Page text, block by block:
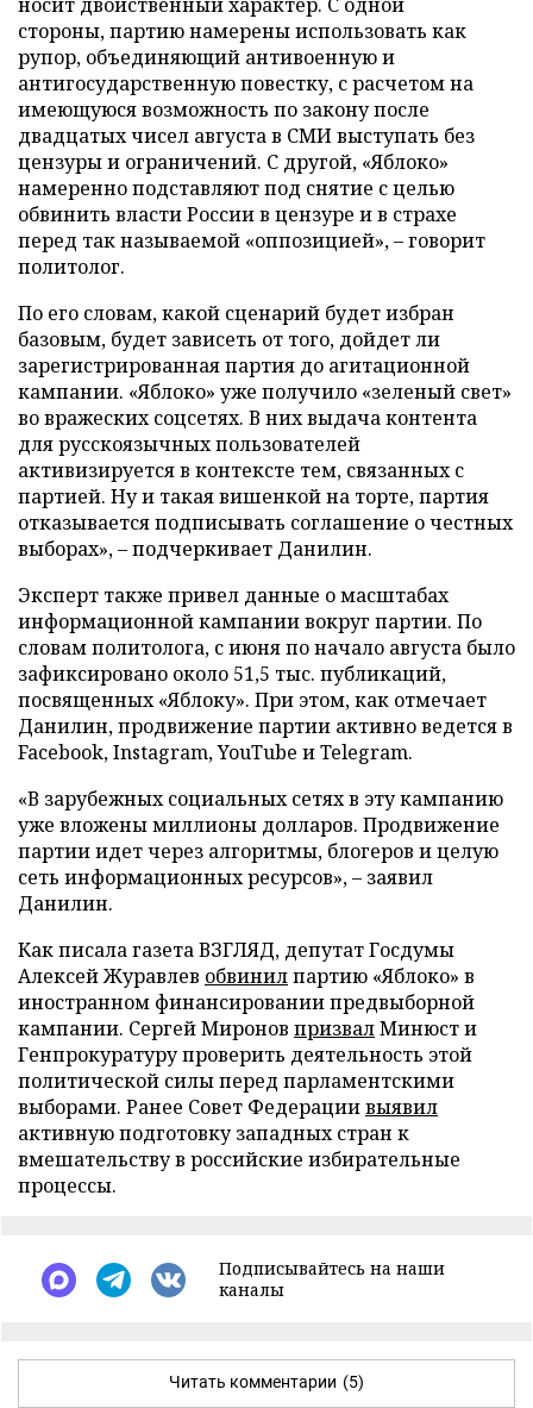
стороны, партию намерены использовать как
рупор, объединяющий антивоенную и
антигосударственную повестку, с расчетом на
имеющуюся возможность по закону после
двадцатых чисел августа в СМИ выступать без
цензуры и ограничений. С другой, «Яблоко»
намеренно подставляют под снятие с целью
обвинить власти России в цензуре и в страхе
перед так называемой «оппозицией», – говорит
политолог.
По его словам, какой сценарий будет избран
базовым, будет зависеть от того, дойдет ли
зарегистрированная партия до агитационной
кампании. «Яблоко» уже получило «зеленый свет»
во вражеских соцсетях. В них выдача контента
для русскоязычных пользователей
активизируется в контексте тем, связанных с
партией. Ну и такая вишенкой на торте, партия
отказывается подписывать соглашение о честных
выборах», – подчеркивает Данилин.
Эксперт также привел данные о масштабах
информационной кампании вокруг партии. По
словам политолога, с июня по начало августа было
зафиксировано около 51,5 тыс. публикаций,
посвященных «Яблоку». При этом, как отмечает
Данилин, продвижение партии активно ведется в
Facebook, Instagram, YouTube и Telegram.
«В зарубежных социальных сетях в эту кампанию
уже вложены миллионы долларов. Продвижение
партии идет через алгоритмы, блогеров и целую
сеть информационных ресурсов», – заявил
Данилин.
Как писала газета ВЗГЛЯД, депутат Госдумы
Алексей Журавлев обвинилпартию «Яблоко» в
иностранном финансировании предвыборной
кампании. Сергей Миронов призвалМинюст и
Генпрокуратуру проверить деятельность этой
политической силы перед парламентскими
выборами. Ранее Совет Федерациивыявил
активную подготовку западных стран к
вмешательству в российские избирательные
процессы.
Подписывайтесь на наши
каналы
Читать комментарии (5)